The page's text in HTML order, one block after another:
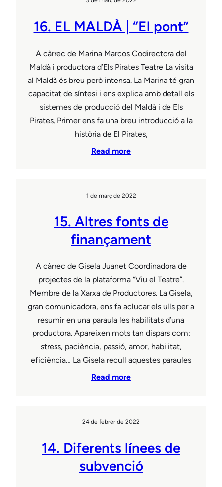
16. EL MALDÀ | “El pont”
A càrrec de Marina Marcos Codirectora del
Maldà i productora d’Els Pirates Teatre La visita
al Maldà és breu però intensa. La Marina té gran
capacitat de síntesi i ens explica amb detall els
sistemes de producció del Maldà i de Els
Pirates. Primer ens fa una breu introducció a la
història de El Pirates,
Read more
1 de març de 2022
15. Altres fonts de
finançament
A càrrec de Gisela Juanet Coordinadora de
projectes de la plataforma “Viu el Teatre”.
Membre de la Xarxa de Productores. La Gisela,
gran comunicadora, ens fa aclucar els ulls per a
resumir en una paraula les habilitats d’una
productora. Apareixen mots tan dispars com:
stress, paciència, passió, amor, habilitat,
eficiència… La Gisela recull aquestes paraules
Read more
24 de febrer de 2022
14. Diferents línees de
subvenció